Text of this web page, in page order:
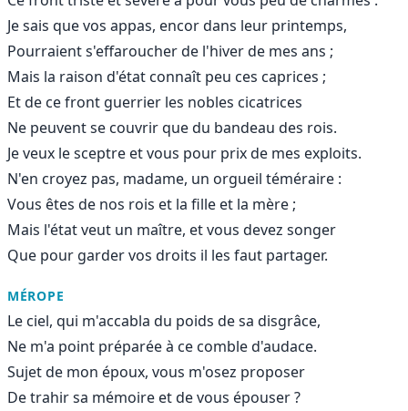
Je sais que vos appas, encor dans leur printemps,
Pourraient s'effaroucher de l'hiver de mes ans ;
Mais la raison d'état connaît peu ces caprices ;
Et de ce front guerrier les nobles cicatrices
Ne peuvent se couvrir que du bandeau des rois.
Je veux le sceptre et vous pour prix de mes exploits.
N'en croyez pas, madame, un orgueil téméraire :
Vous êtes de nos rois et la fille et la mère ;
Mais l'état veut un maître, et vous devez songer
Que pour garder vos droits il les faut partager.
MÉROPE
Le ciel, qui m'accabla du poids de sa disgrâce,
Ne m'a point préparée à ce comble d'audace.
Sujet de mon époux, vous m'osez proposer
De trahir sa mémoire et de vous épouser ?